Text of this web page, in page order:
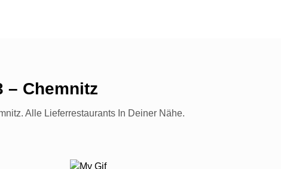
– Chemnitz
Alle Lieferrestaurants In Deiner Nähe.